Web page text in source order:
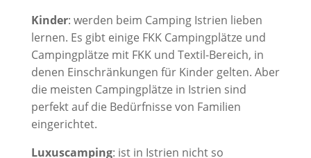
Kinder: werden beim Camping Istrien lieben
lernen. Es gibt einige FKK Campingplätze und
Campingplätze mit FKK und Textil-Bereich, in
denen Einschränkungen für Kinder gelten. Aber
die meisten Campingplätze in Istrien sind
perfekt auf die Bedürfnisse von Familien
eingerichtet.
Luxuscamping: ist in Istrien nicht so